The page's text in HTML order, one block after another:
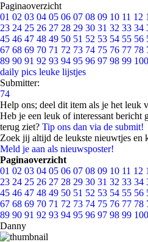
Paginaoverzicht
01 02 03 04 05 06 07 08 09 10 11 12
23 24 25 26 27 28 29 30 31 32 33 34
45 46 47 48 49 50 51 52 53 54 55 56
67 68 69 70 71 72 73 74 75 76 77 78
89 90 91 92 93 94 95 96 97 98 99 100
daily pics leuke lijstjes
Submitter:
74
Help ons; deel dit item als je het leuk
Heb je een leuk of interessant bericht
terug ziet? Tip ons dan via de submit!
Zoek jij altijd de leukste nieuwtjes en
Meld je aan als nieuwsposter!
Paginaoverzicht
01 02 03 04 05 06 07 08 09 10 11 12
23 24 25 26 27 28 29 30 31 32 33 34
45 46 47 48 49 50 51 52 53 54 55 56
67 68 69 70 71 72 73 74 75 76 77 78
89 90 91 92 93 94 95 96 97 98 99 100
Danny